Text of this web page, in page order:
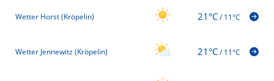
Wetter Horst (Kröpelin) 21°C/11°C
Wetter Jennewitz (Kröpelin) 21°C/11°C